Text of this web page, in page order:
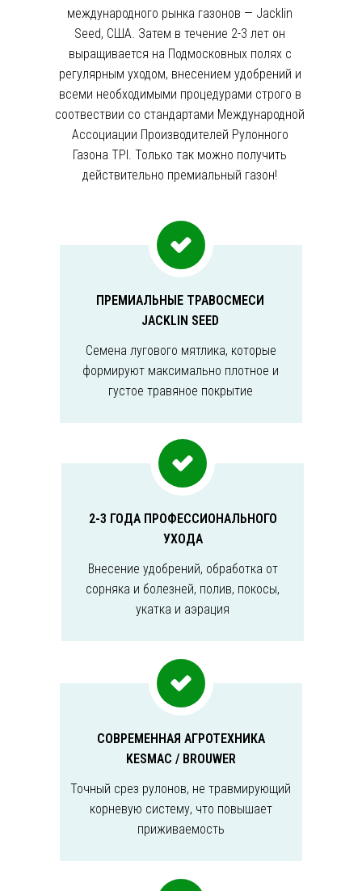
международного рынка газонов — Jacklin
Seed, США. Затем в течение 2-3 лет он
выращивается на Подмосковных полях с
регулярным уходом, внесением удобрений и
всеми необходимыми процедурами строго в
соотвествии со стандартами Международной
Ассоциации Производителей Рулонного
Газона TPI. Только так можно получить
действительно премиальный газон!
ПРЕМИАЛЬНЫЕ ТРАВОСМЕСИ
JACKLIN SEED
Семена лугового мятлика, которые
формируют максимально плотное и
густое травяное покрытие
2-3 ГОДА ПРОФЕССИОНАЛЬНОГО
УХОДА
Внесение удобрений, обработка от
сорняка и болезней, полив, покосы,
укатка и аэрация
СОВРЕМЕННАЯ АГРОТЕХНИКА
KESMAC / BROUWER
Точный срез рулонов, не травмирующий
корневую систему, что повышает
приживаемость